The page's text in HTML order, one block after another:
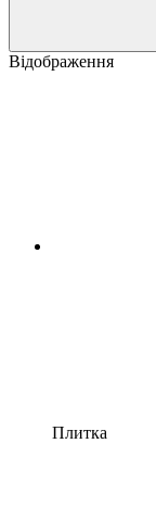
Відображення
Плитка